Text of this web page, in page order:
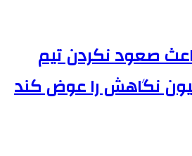
صعود نکردن تیم
نگاهش را عوض کند